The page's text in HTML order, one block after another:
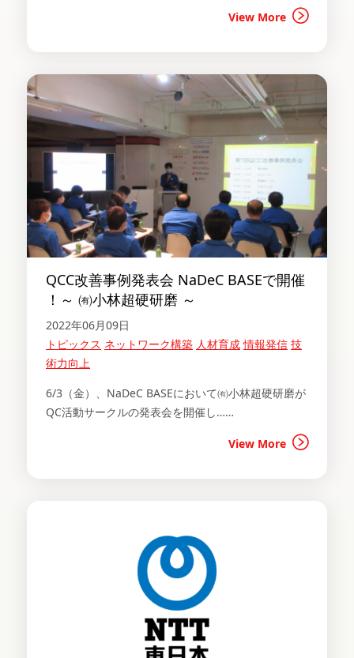
View More
QCC改善事例発表会 NaDeC BASEで開催
！～ ㈲小林超硬研磨 ～
2022年06月09日
トピックス ネットワーク構築 人材育成 情報発信 技
術力向上
6/3（金）、NaDeC BASEにおいて㈲小林超硬研磨が
QC活動サークルの発表会を開催し……
View More